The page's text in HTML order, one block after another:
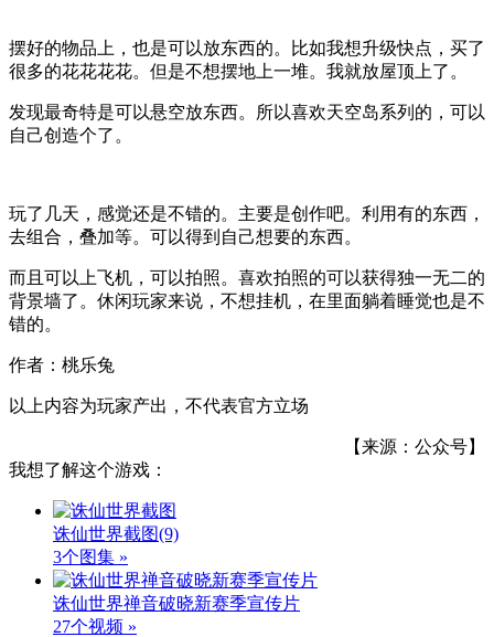
摆好的物品上，也是可以放东西的。比如我想升级快点，买了
很多的花花花花。但是不想摆地上一堆。我就放屋顶上了。
发现最奇特是可以悬空放东西。所以喜欢天空岛系列的，可以
自己创造个了。
玩了几天，感觉还是不错的。主要是创作吧。利用有的东西，
去组合，叠加等。可以得到自己想要的东西。
而且可以上飞机，可以拍照。喜欢拍照的可以获得独一无二的
背景墙了。休闲玩家来说，不想挂机，在里面躺着睡觉也是不
错的。
作者：桃乐兔
以上内容为玩家产出，不代表官方立场
【来源：公众号】
我想了解这个游戏：
诛仙世界截图(9)
3个图集 »
诛仙世界禅音破晓新赛季宣传片
27个视频 »